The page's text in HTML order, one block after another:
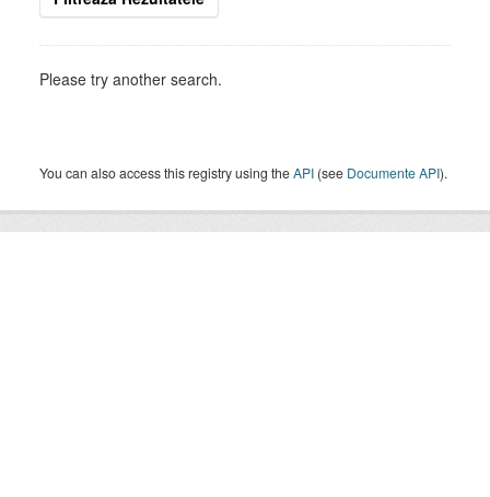
Please try another search.
You can also access this registry using theAPI (see Documente API).